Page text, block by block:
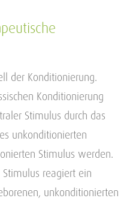
der Konditionierung.
Konditionierung
Stimulus durch das
unkonditionierten
Stimulus werden.
reagiert ein
unkonditionierten